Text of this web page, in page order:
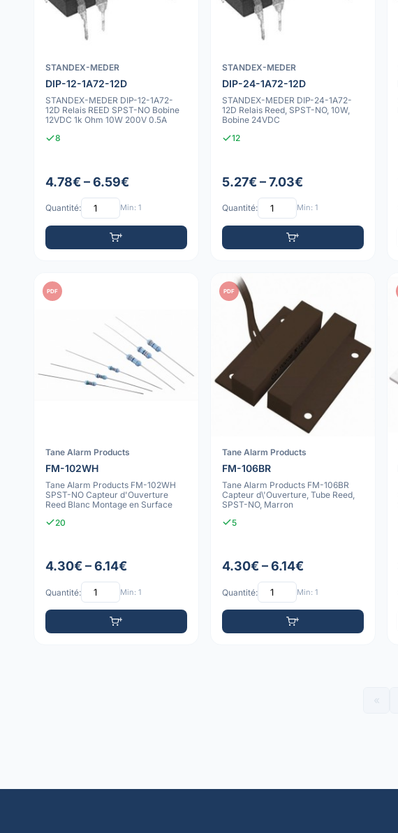
STANDEX-MEDER
DIP-12-1A72-12D
STANDEX-MEDER DIP-12-1A72-
12D Relais REED SPST-NO Bobine
12VDC 1k Ohm 10W 200V 0.5A
8
4.78€ – 6.59€
Quantité: Min: 1
STANDEX-MEDER
DIP-24-1A72-12D
STANDEX-MEDER DIP-24-1A72-
12D Relais Reed, SPST-NO, 10W,
Bobine 24VDC
12
5.27€ – 7.03€
Quantité: Min: 1
PDF
Tane Alarm Products
FM-102WH
Tane Alarm Products FM-102WH
SPST-NO Capteur d'Ouverture
Reed Blanc Montage en Surface
20
4.30€ – 6.14€
Quantité: Min: 1
PDF
Tane Alarm Products
FM-106BR
Tane Alarm Products FM-106BR
Capteur d\'Ouverture, Tube Reed,
SPST-NO, Marron
5
4.30€ – 6.14€
Quantité: Min: 1